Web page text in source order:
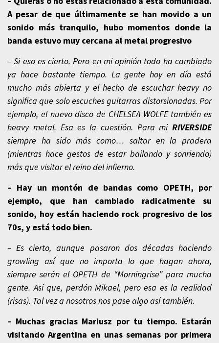
A pesar de que últimamente se han movido a un
sonido más tranquilo, hubo momentos donde la
banda estuvo muy cercana al metal progresivo
– Si eso es cierto. Pero en mi opinión todo ha cambiado
ya hace bastante tiempo. La gente hoy en día está
mucho más abierta y el hecho de escuchar heavy no
significa que solo escuches guitarras distorsionadas. Por
ejemplo, el nuevo disco de CHELSEA WOLFE también es
heavy metal. Esa es la cuestión. Para mi RIVERSIDE
siempre ha sido más como… saltar en la pradera
(mientras hace gestos de estar bailando y sonriendo)
más que visitar el reino del infierno.
– Hay un montón de bandas como OPETH, por
ejemplo, que han cambiado radicalmente su
sonido, hoy están haciendo rock progresivo de los
70s, y está todo bien.
– Es cierto, aunque pasaron dos décadas haciendo
growling así que no importa lo que hagan ahora,
siempre serán el OPETH de “Morningrise” para mucha
gente. Así que, perdón Mikael, pero esa es la realidad
(risas). Tal vez a nosotros nos pase algo así también.
– Muchas gracias Mariusz por tu tiempo. Estarán
visitando Argentina en unas semanas por primera